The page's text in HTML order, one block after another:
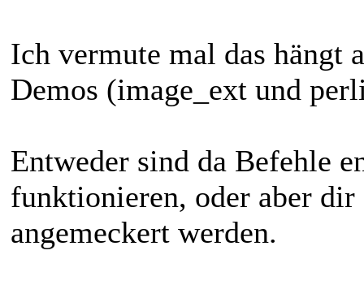
Ich vermute mal das hängt
Demos (image_ext und
Entweder sind da Befehle
funktionieren, oder aber
angemeckert werden.